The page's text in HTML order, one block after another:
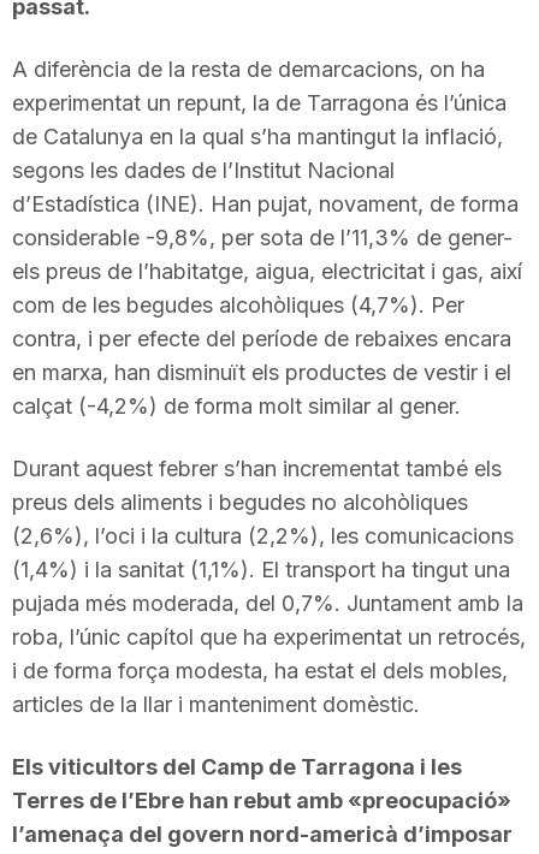
passat.
A diferència de la resta de demarcacions, on ha
experimentat un repunt, la de Tarragona és l’única
de Catalunya en la qual s’ha mantingut la inflació,
segons les dades de l’Institut Nacional
d’Estadística (INE). Han pujat, novament, de forma
considerable -9,8%, per sota de l’11,3% de gener-
els preus de l’habitatge, aigua, electricitat i gas, així
com de les begudes alcohòliques (4,7%). Per
contra, i per efecte del període de rebaixes encara
en marxa, han disminuït els productes de vestir i el
calçat (-4,2%) de forma molt similar al gener.
Durant aquest febrer s’han incrementat també els
preus dels aliments i begudes no alcohòliques
(2,6%), l’oci i la cultura (2,2%), les comunicacions
(1,4%) i la sanitat (1,1%). El transport ha tingut una
pujada més moderada, del 0,7%. Juntament amb la
roba, l’únic capítol que ha experimentat un retrocés,
i de forma força modesta, ha estat el dels mobles,
articles de la llar i manteniment domèstic.
Els viticultors del Camp de Tarragona i les
Terres de l’Ebre han rebut amb «preocupació»
l’amenaça del govern nord-americà d’imposar